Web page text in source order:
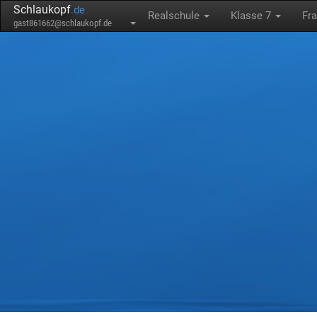
Schlaukopf.de
gast861662@schlaukopf.de
Realschule Klasse 7